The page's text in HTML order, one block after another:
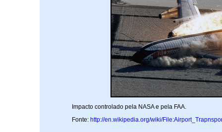
Impacto controlado pela NASA e pela FAA.
Fonte: http://en.wikipedia.org/wiki/